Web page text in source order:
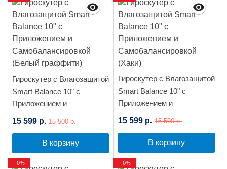
Гироскутер с Влагозащитой
Smart Balance 10" c
Приложением и
(Белый граффити)
15 599 р. 15 500 р.
В корзину
Гироскутер с Влагозащитой
Smart Balance 10" c
Приложением и
15 599 р. 15 500 р.
В корзину
--0% --0%